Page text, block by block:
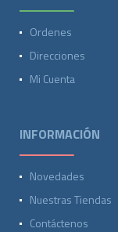
Ordenes
Direcciones
Mi Cuenta
INFORMACIÓN
Novedades
Nuestras Tiendas
Contáctenos